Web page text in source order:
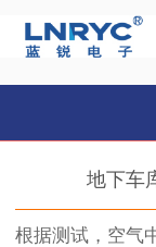
地下车
根据测试，空气